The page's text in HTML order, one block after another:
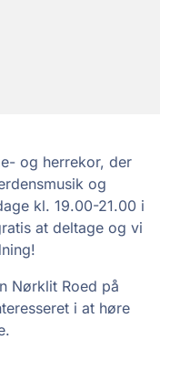
og herrekor, der
og
kl. 19.00-21.00 i
at deltage og vi
Nørklit Roed på
i at høre